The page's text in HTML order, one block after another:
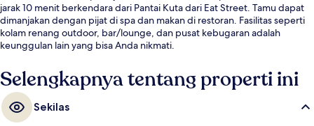
jarak 10 menit berkendara dari Pantai Kuta dari Eat Street. Tamu dapat
dimanjakan dengan pijat di spa dan makan di restoran. Fasilitas seperti
kolam renang outdoor, bar/lounge, dan pusat kebugaran adalah
keunggulan lain yang bisa Anda nikmati.
Selengkapnya tentang properti ini
Sekilas